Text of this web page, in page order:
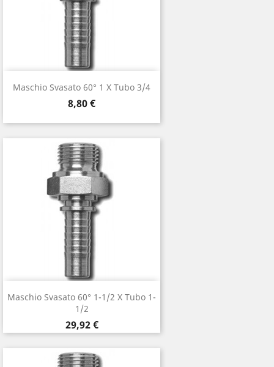
Maschio Svasato 60° 1 X Tubo 3/4
Prezzo
8,80 €
Maschio Svasato 60° 1-1/2 X Tubo 1-
1/2
Prezzo
29,92 €